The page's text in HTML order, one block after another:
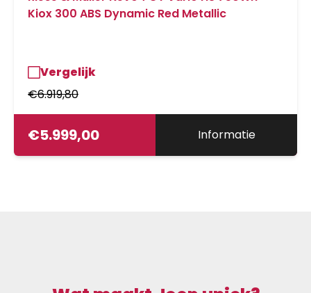
Kiox 300 ABS Dynamic Red Metallic
Vergelijk
€6.919,80
€5.999,00 Informatie